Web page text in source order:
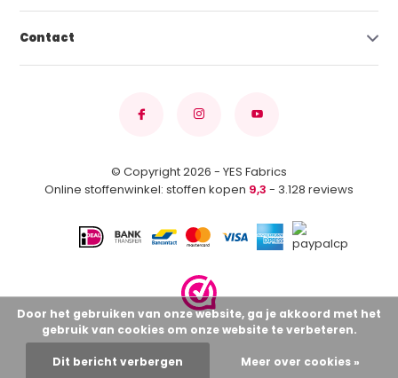
Contact
© Copyright 2026 - YES Fabrics
Online stoffenwinkel: stoffen kopen 9,3 - 3.128 reviews
Door het gebruiken van onze website, ga je akkoord met het
gebruik van cookies om onze website te verbeteren.
Dit bericht verbergen Meer over cookies »